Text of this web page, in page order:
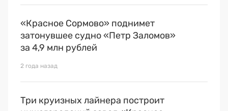
«Красное Сормово» поднимет
затонувшее судно «Петр Заломов»
за 4,9 млн рублей
2 года назад
Три круизных лайнера построит